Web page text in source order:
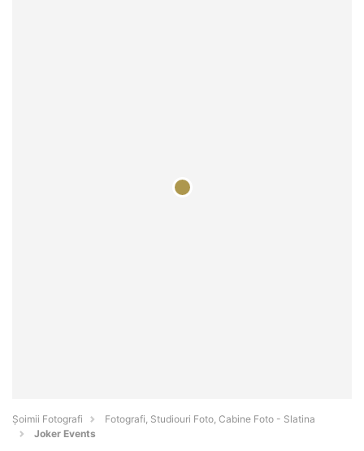
Șoimii Fotografi
Fotografi, Studiouri Foto, Cabine Foto - Slatina
Joker Events